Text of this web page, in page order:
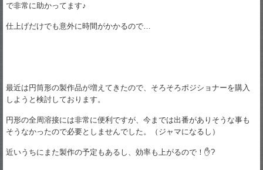
で非常に助かってます♪
仕上げだけでも意外に時間がかかるので…
最近は円筒形の製作品が増えてきたので、そろそろポジショナーを購入
しようと検討しております。
円形の全周溶接には非常に便利ですが、今までは出番がありそうな事も
そうなかったので必要としませんでした。（ジャマになるし）
近いうちにまた製作の予定もあるし、効率も上がるので！✋?